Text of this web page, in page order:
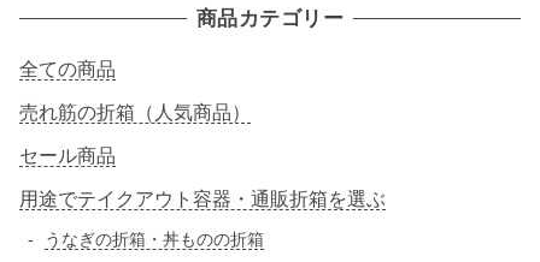
:
商品カテゴリー
全ての商品
売れ筋の折箱（人気商品）
セール商品
用途でテイクアウト容器・通販折箱を選ぶ
うなぎの折箱・丼ものの折箱